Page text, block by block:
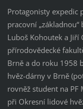
Protagonisty expedic
pracovní
Luboš Kohoutek a
přírodovědecké
Brně a do roku 1958
hvěz-dárny v Brně
rovněž student na PF
při Okresní lidové